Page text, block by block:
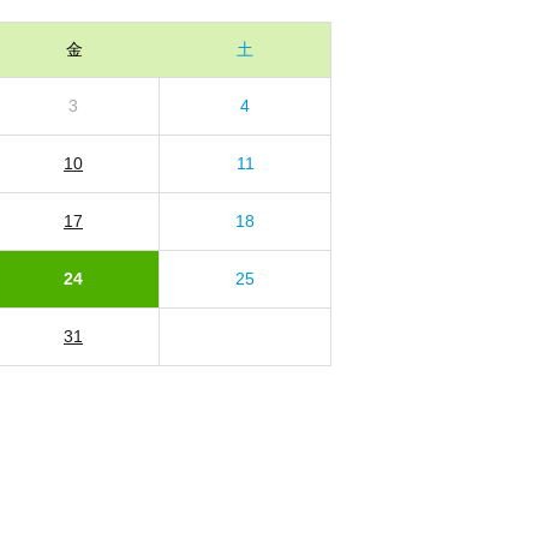
金 土
3 4
10 11
17 18
24 25
31